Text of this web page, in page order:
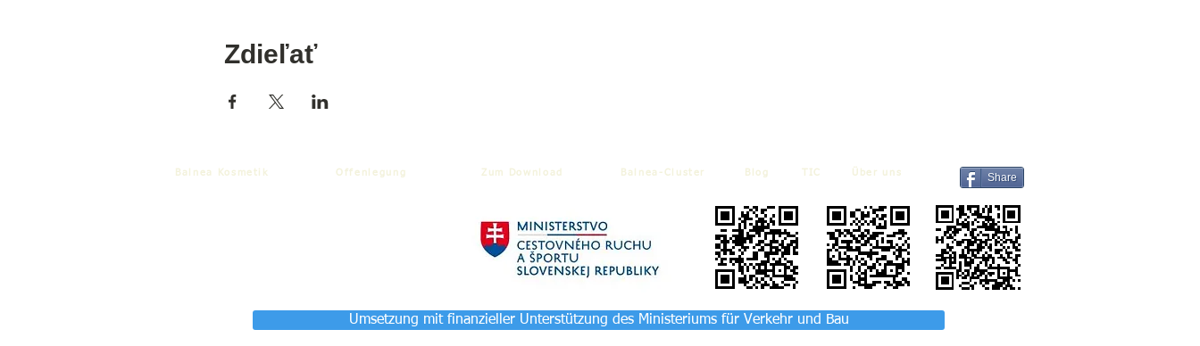
Zdieľať
Balnea Kosmetik Offenlegung Zum Download Balnea-Cluster Blog TIC Über uns Share
Umsetzung mit finanzieller Unterstützung des Ministeriums für Verkehr und Bau